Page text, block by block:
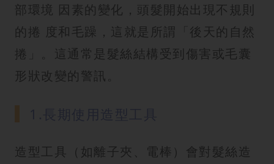
部環境 因素的變化，頭髮開始出現不規則
的捲 度和毛躁，這就是所謂「後天的自然
捲」。這通常是髮絲結構受到傷害或毛囊
形狀改變的警訊。
造型工具（如離子夾、電棒）會對髮絲造